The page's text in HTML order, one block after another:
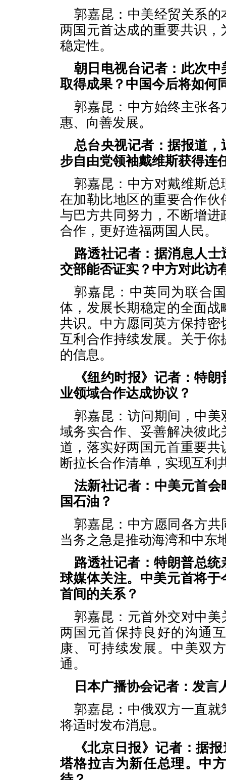
郭嘉昆：中美经贸关系
两国元首达成的重要共识
稳定性。
朝日电视台记者：此次
取得成果？中国今后将如何
郭嘉昆：中方始终主张
惠、向善发展。
总台央视记者：据报道
步自由党领袖戴维斯获得连
郭嘉昆：中方对戴维斯
在加勒比地区的重要合作
与巴方共同努力，不断增
合作，更好造福两国人民。
路透社记者：据消息人
交部能否证实？中方对此访
郭嘉昆：中英同为联合
体，发展长期稳定的全面
共识。中方愿同英方保持
互利合作持续发展。关于
的信息。
《纽约时报》记者：特
业领域合作达成协议？
郭嘉昆：访问期间，中
域务实合作、妥善解决彼
道，落实好两国元首重要
断拉长合作清单，实现互利
法新社记者：中美元首
国石油？
郭嘉昆：中方愿同各方
当务之急是推动海湾和中东
路透社记者：特朗普总
球媒体关注。中美元首将
首间的关系？
郭嘉昆：元首外交对中
两国元首保持良好的沟通
康、可持续发展。中美双
通。
日本广播协会记者：发
郭嘉昆：中俄双方一直
将适时发布消息。
《北京日报》记者：据
塔格拉吉为新任总理。中